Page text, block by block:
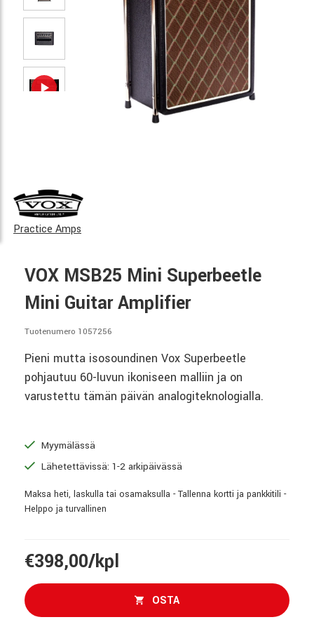
Practice Amps
VOX MSB25 Mini Superbeetle
Mini Guitar Amplifier
Tuotenumero 1057256
Pieni mutta isosoundinen Vox Superbeetle
pohjautuu 60-luvun ikoniseen malliin ja on
varustettu tämän päivän analogiteknologialla.
Myymälässä
Lähetettävissä: 1-2 arkipäivässä
Maksa heti, laskulla tai osamaksulla - Tallenna kortti ja pankkitili -
Helppo ja turvallinen
€398,00/kpl
OSTA